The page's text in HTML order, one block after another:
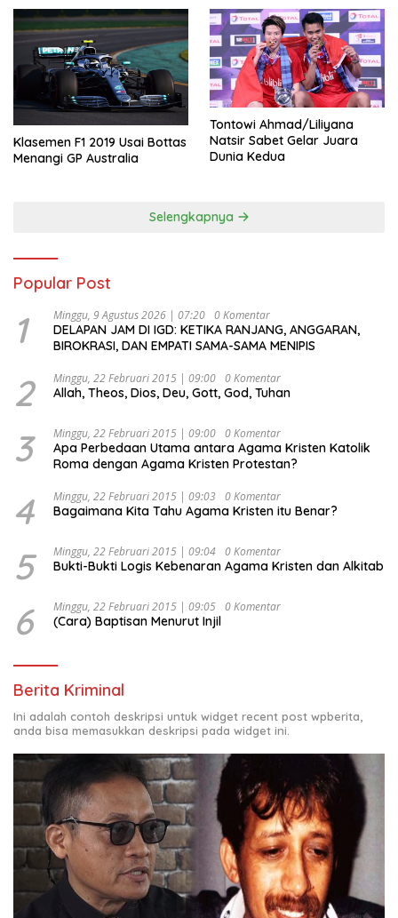
Klasemen F1 2019 Usai Bottas
Menangi GP Australia
Tontowi Ahmad/Liliyana
Natsir Sabet Gelar Juara
Dunia Kedua
Selengkapnya
Popular Post
1 Minggu, 9 Agustus 2026 | 07:20 0 Komentar
DELAPAN JAM DI IGD: KETIKA RANJANG, ANGGARAN,
BIROKRASI, DAN EMPATI SAMA-SAMA MENIPIS
2 Minggu, 22 Februari 2015 | 09:00 0 Komentar
Allah, Theos, Dios, Deu, Gott, God, Tuhan
3 Minggu, 22 Februari 2015 | 09:00 0 Komentar
Apa Perbedaan Utama antara Agama Kristen Katolik
Roma dengan Agama Kristen Protestan?
4 Minggu, 22 Februari 2015 | 09:03 0 Komentar
Bagaimana Kita Tahu Agama Kristen itu Benar?
5 Minggu, 22 Februari 2015 | 09:04 0 Komentar
Bukti-Bukti Logis Kebenaran Agama Kristen dan Alkitab
6 Minggu, 22 Februari 2015 | 09:05 0 Komentar
(Cara) Baptisan Menurut Injil
Berita Kriminal
Ini adalah contoh deskripsi untuk widget recent post wpberita,
anda bisa memasukkan deskripsi pada widget ini.